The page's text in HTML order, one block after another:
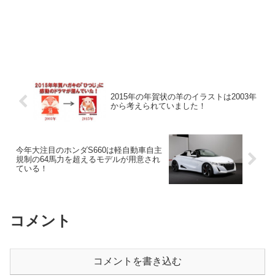
2015年の年賀状の羊のイラストは2003年
から考えられていました！
今年大注目のホンダS660は軽自動車自主
規制の64馬力を超えるモデルが用意され
ている！
コメント
コメントを書き込む